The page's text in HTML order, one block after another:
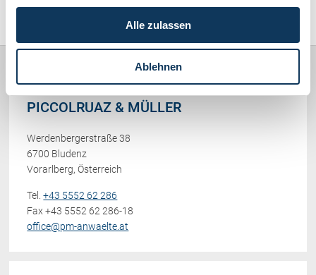
gesammelt haben.
Alle zulassen
Ablehnen
Sonstiges (478)
Rechtsanwälte
PICCOLRUAZ & MÜLLER
Werdenbergerstraße 38
6700 Bludenz
Vorarlberg, Österreich
Tel.+43 5552 62 286
Fax +43 5552 62 286-18
office@pm-anwaelte.at